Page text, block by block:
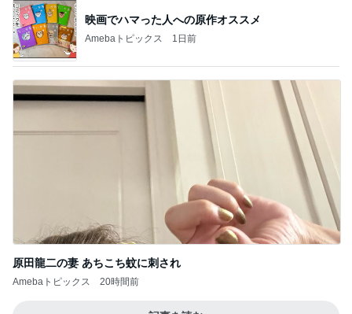
映画でハマった人への原作オススメ
Amebaトピックス 1日前
原田龍二の妻 あちこち蚊に刺され
Amebaトピックス 20時間前